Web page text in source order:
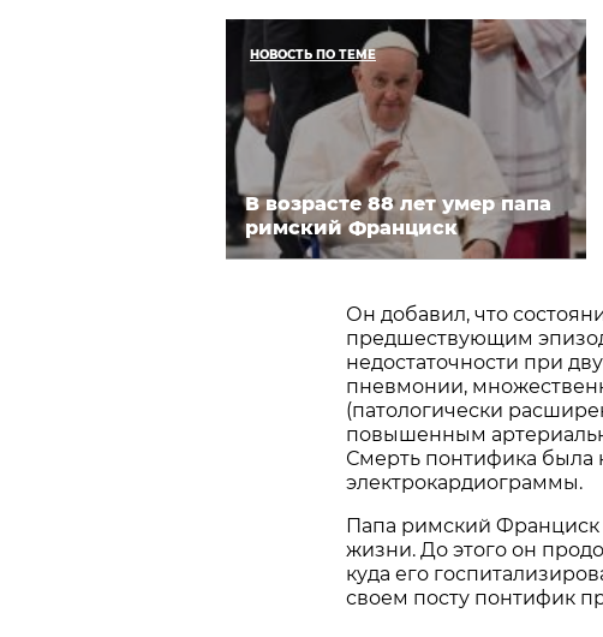
НОВОСТЬ ПО ТЕМЕ
В возрасте 88 лет умер папа
римский Франциск
Он добавил, что
предшествующим
недостаточности при
пневмонии,
(патологически
повышенным
Смерть понтифика была
электрокардиограммы.
Папа римский Франциск
жизни. До этого он
куда его
своем посту понтифик